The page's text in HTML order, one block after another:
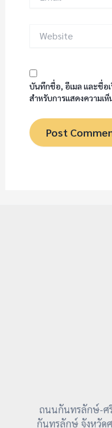
บันทึกชื่อ, อีเมล และชื่อ
สำหรับการแสดงความเ
ถนนกันทรลักษ์-ศ
กันทรลักษ์ จังหวัด